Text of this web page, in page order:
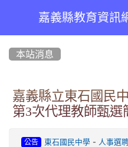
嘉義縣教育資訊
本站消息
嘉義縣立東石國民
第3次代理教師甄選
公告 東石國民中學- 人事選